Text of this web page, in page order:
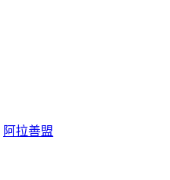
阿拉善盟